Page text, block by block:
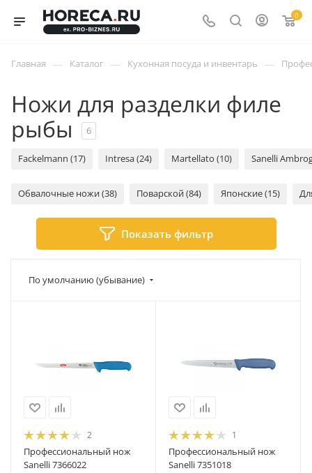
0
Главная — Каталог — Кухонная посуда и инвентарь —
Ножи для разделки филе
рыбы
6
Fackelmann (17) Intresa (24) Martellato (10) Sanelli
Обвалочные ножи (38) Поварской (84) Японские (15)
Показать фильтр
По умолчанию (убывание)
2
Профессиональный нож
Sanelli 7366022
1
Профессиональный нож
Sanelli 7351018